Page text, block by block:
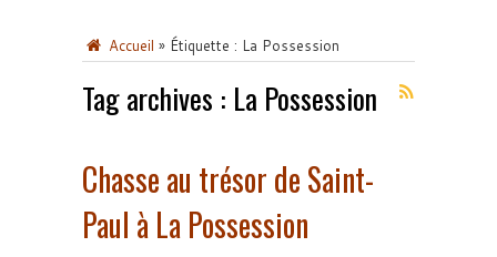
Accueil » Étiquette : La Possession
Tag archives : La Possession
Chasse au trésor de Saint-
Paul à La Possession